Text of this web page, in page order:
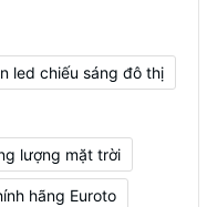
led chiếu sáng đô thị
lượng mặt trời
hãng Euroto